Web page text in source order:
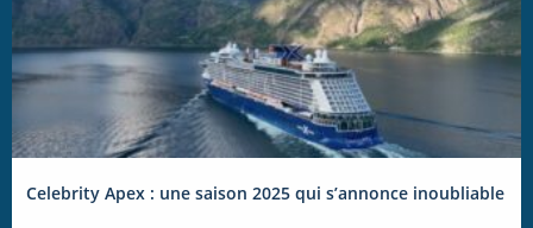
Celebrity Apex : une saison 2025 qui s’annonce inoubliable